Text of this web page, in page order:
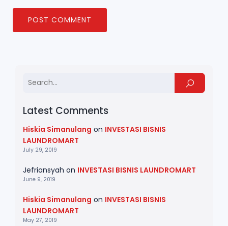
Latest Comments
Hiskia Simanulang on INVESTASI BISNIS
LAUNDROMART
July 29, 2019
Jefriansyah on INVESTASI BISNIS LAUNDROMART
June 9, 2019
Hiskia Simanulang on INVESTASI BISNIS
LAUNDROMART
May 27, 2019